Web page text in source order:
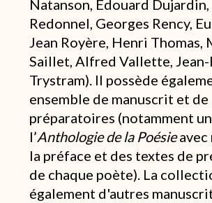
Natanson, Edouard Dujardin,
Redonnel, Georges Rency,
Jean Royère, Henri Thomas,
Saillet, Alfred Vallette, Jean-
Trystram). Il possède
ensemble de manuscrit et
préparatoires (notamment
l’Anthologie de la Poésie
la préface et des textes de
de chaque poète). La
également d'autres